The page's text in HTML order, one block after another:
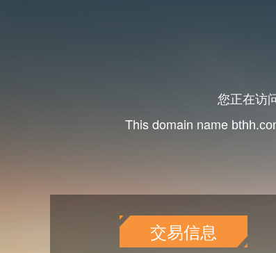
您正在访
This domain name
交易信息